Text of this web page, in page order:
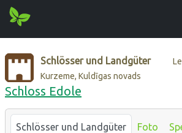
Schlösser und Landgüter
Kurzeme, Kuldīgas novads
Schloss Edole
Schlösser und Landgüter Foto